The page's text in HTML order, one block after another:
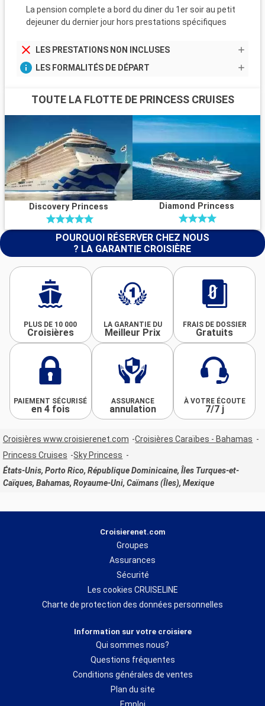
La pension complete a bord du diner du 1er soir au petit
dejeuner du dernier jour hors prestations spécifiques
LES PRESTATIONS NON INCLUSES
LES FORMALITÉS DE DÉPART
TOUTE LA FLOTTE DE PRINCESS CRUISES
Discovery Princess Diamond Princess
POURQUOI RÉSERVER CHEZ NOUS
? LA GARANTIE CROISIÈRE
PLUS DE 10 000
Croisières
LA GARANTIE DU
Meilleur Prix
FRAIS DE DOSSIER
Gratuits
PAIEMENT SÉCURISÉ
en 4 fois
ASSURANCE
annulation
À VOTRE ÉCOUTE
7/7 j
Croisières www.croisierenet.com
Croisières Caraïbes - Bahamas
Princess Cruises
Sky Princess
États-Unis, Porto Rico, République Dominicaine, Îles Turques-et-
Caïques, Bahamas, Royaume-Uni, Caïmans (Îles), Mexique
Croisierenet.com
Groupes
Assurances
Sécurité
Les cookies CRUISELINE
Charte de protection des données personnelles
Information sur votre croisiere
Qui sommes nous?
Questions fréquentes
Conditions générales de ventes
Plan du site